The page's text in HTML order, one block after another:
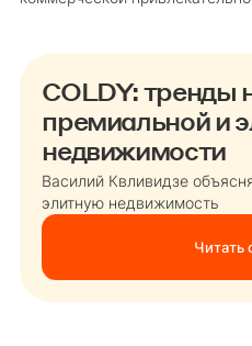
COLDY: тренды
премиальной и
недвижимости
Василий Квливидзе
элитную недвижимость
Читать